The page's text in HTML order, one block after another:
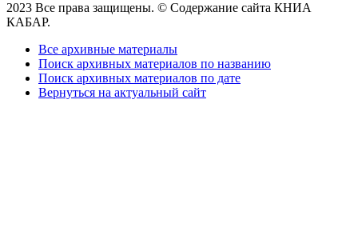
2023 Все права защищены. © Содержание сайта КНИА
КАБАР.
Все архивные материалы
Поиск архивных материалов по названию
Поиск архивных материалов по дате
Вернуться на актуальный сайт